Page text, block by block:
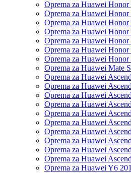
Oprema za Huawei Honor
Oprema za Huawei
Oprema za Huawei Honor
Oprema za Huawei
Oprema za Huawei Honor
Oprema za Huawei Honor
Oprema za Huawei Honor
Oprema za Huawei Mate S
Oprema za Huawei
Oprema za Huawei
Oprema za Huawei
Oprema za Huawei
Oprema za Huawei
Oprema za Huawei
Oprema za Huawei
Oprema za Huawei
Oprema za Huawei
Oprema za Huawei
Oprema za Huawei Y6